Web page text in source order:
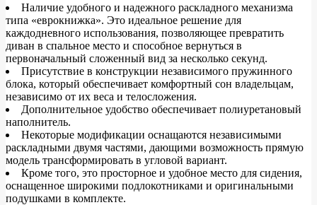
Наличие удобного и надежного раскладного механизма
типа «еврокнижка». Это идеальное решение для
каждодневного использования, позволяющее превратить
диван в спальное место и способное вернуться в
первоначальный сложенный вид за несколько секунд.
Присутствие в конструкции независимого пружинного
блока, который обеспечивает комфортный сон владельцам,
независимо от их веса и телосложения.
Дополнительное удобство обеспечивает полиуретановый
наполнитель.
Некоторые модификации оснащаются независимыми
раскладными двумя частями, дающими возможность прямую
модель трансформировать в угловой вариант.
Кроме того, это просторное и удобное место для сидения,
оснащенное широкими подлокотниками и оригинальными
подушками в комплекте.